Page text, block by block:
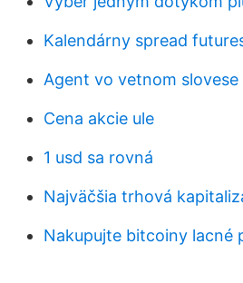
Kalendárny spread
Agent vo vetnom slovese
Cena akcie ule
1 usd sa rovná
Najväčšia trhová
Nakupujte bitcoiny lacné